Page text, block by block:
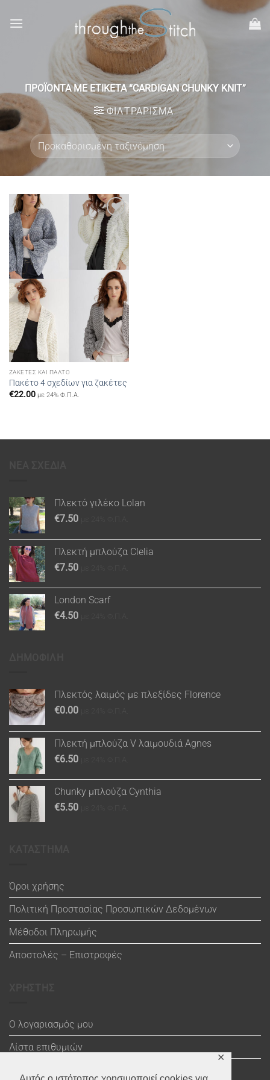
✕
στο
ΠΡΟΪΌΝΤΑ ΜΕ ΕΤΙΚΈΤΑ “CARDIGAN CHUNKY KNIT”
ΦΙΛΤΡΆΡΙΣΜΑ
Add to
wishlist
ΖΑΚΈΤΕΣ ΚΑΙ ΠΑΛΤΌ
Πακέτο 4 σχεδίων για ζακέτες
€22.00 με 24% Φ.Π.Α.
Πλεκτό γιλέκο Lolan
€7.50
Πλεκτή μπλούζα Clelia
€7.50
London Scarf
€4.50
Πλεκτός λαιμός με πλεξίδες Florence
€0.00
Πλεκτή μπλούζα V λαιμουδιά Agnes
€6.50
Chunky μπλούζα Cynthia
€5.50
Όροι χρήσης
Πολιτική Προστασίας Προσωπικών Δεδομένων
Μέθοδοι Πληρωμής
Αποστολές – Επιστροφές
Ο λογαριασμός μου
Λίστα επιθυμιών